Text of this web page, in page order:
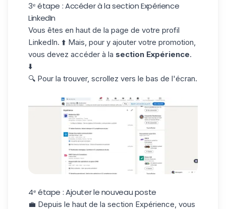
3ᵉ étape : Accéder à la section Expérience
LinkedIn
Vous êtes en haut de la page de votre profil
LinkedIn. ⬆️ Mais, pour y ajouter votre promotion,
vous devez accéder à la section Expérience.
⬇️
🔍 Pour la trouver, scrollez vers le bas de l'écran.
4ᵉ étape : Ajouter le nouveau poste
💼 Depuis le haut de la section Expérience, vous